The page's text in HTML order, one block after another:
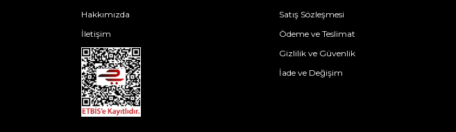
Hakkımızda
İletişim
Satış Sözleşmesi
Ödeme ve Teslimat
Gizlilik ve Güvenlik
İade ve Değişim